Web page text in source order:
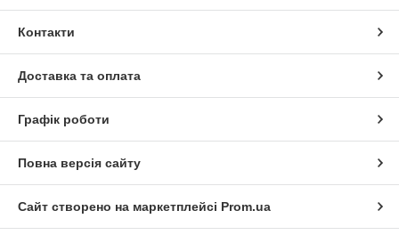
Контакти
Доставка та оплата
Графік роботи
Повна версія сайту
Сайт створено на маркетплейсі Prom.ua